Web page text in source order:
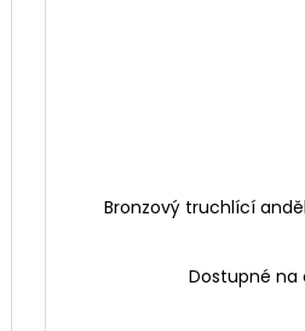
Bronzový truchlící
Dostupné na